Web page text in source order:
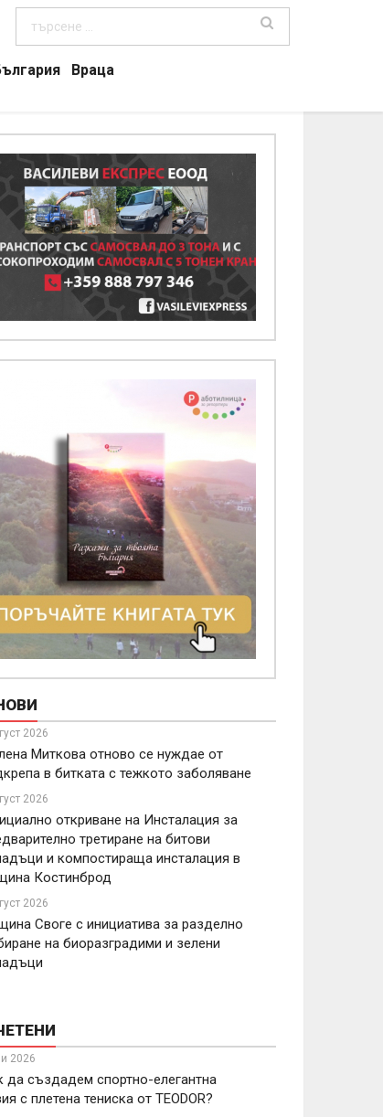
Враца
2026
Миткова отново се нуждае от
в битката с тежкото заболяване
2026
откриване на Инсталация за
третиране на битови
и компостираща инсталация в
Костинброд
2026
Своге с инициатива за разделно
на биоразградими и зелени
2026
да създадем спортно-елегантна
с плетена тениска от TEODOR?